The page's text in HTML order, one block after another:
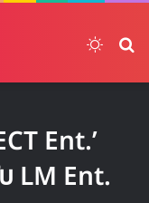
Ent.’
LM Ent.